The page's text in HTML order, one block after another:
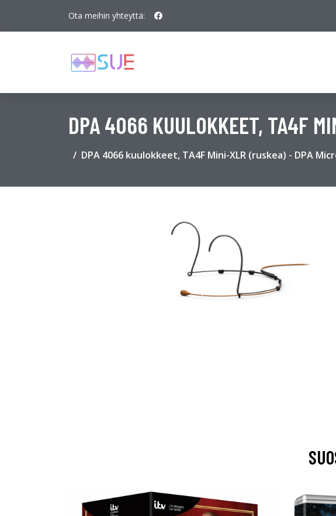
Ota meihin yhteyttä:
DPA 4066 KUULOKKEET, TA4F
DPA 4066 kuulokkeet, TA4F Mini-XLR (ruskea) - DPA